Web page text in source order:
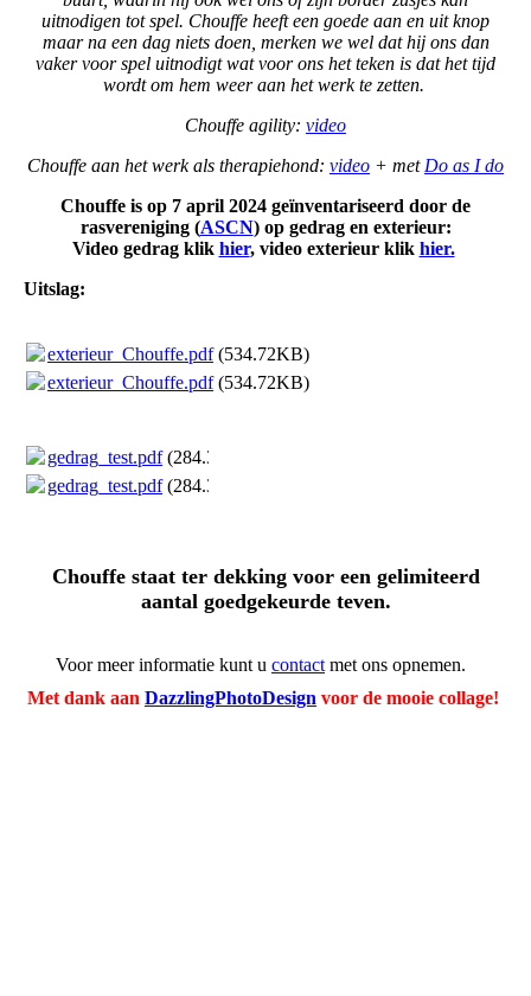
uitnodigen tot spel. Chouffe heeft een goede aan en uit knop
maar na een dag niets doen, merken we wel dat hij ons dan
vaker voor spel uitnodigt wat voor ons het teken is dat het tijd
wordt om hem weer aan het werk te zetten.
Chouffe agility: video
Chouffe aan het werk als therapiehond: video + met Do as I do
Chouffe is op 7 april 2024 geïnventariseerd door de
rasvereniging (ASCN) op gedrag en exterieur:
Video gedrag klik hier, video exterieur klik hier.
Uitslag:
exterieur_Chouffe.pdf(534.72KB)
exterieur_Chouffe.pdf(534.72KB)
gedrag_test.pdf(284.36KB)
gedrag_test.pdf(284.36KB)
Chouffe staat ter dekking voor een gelimiteerd
aantal goedgekeurde teven.
Voor meer informatie kunt u contact met ons opnemen.
Met dank aan DazzlingPhotoDesign voor de mooie collage!